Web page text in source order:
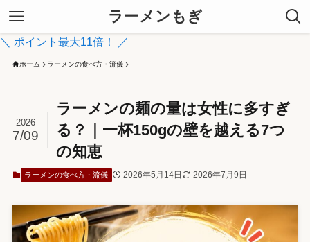
ラーメンもぎ
＼ ポイント最大11倍！ ／
ホーム ラーメンの食べ方・流儀
ラーメンの麺の量は女性に多すぎ
る？｜一杯150gの壁を越える7つ
の知恵
2026
7/09
ラーメンの食べ方・流儀 2026年5月14日 2026年7月9日